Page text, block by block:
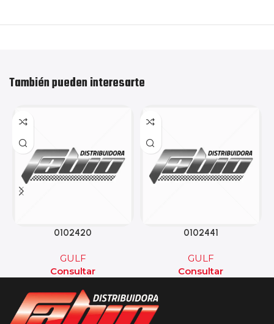
También pueden interesarte
0102420
GULF
Consultar
0102441
GULF
Consultar